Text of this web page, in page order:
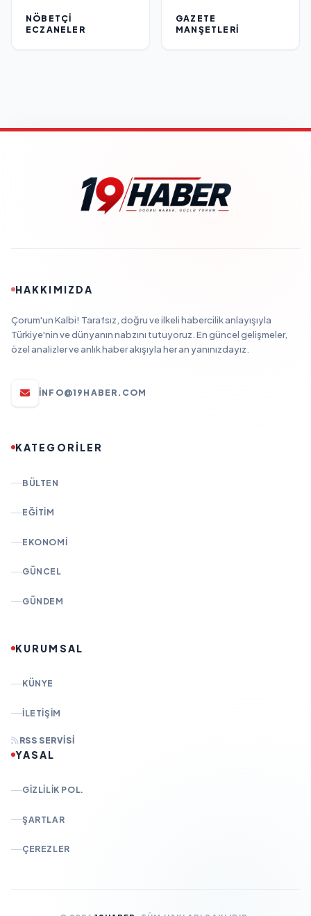
NÖBETÇI
ECZANELER
GAZETE
MANŞETLERI
HAKKIMIZDA
Çorum'un Kalbi! Tarafsız, doğru ve ilkeli habercilik anlayışıyla
Türkiye'nin ve dünyanın nabzını tutuyoruz. En güncel gelişmeler,
özel analizler ve anlık haber akışıyla her an yanınızdayız.
INFO@19HABER.COM
KATEGORİLER
BÜLTEN
EĞITIM
EKONOMI
GÜNCEL
GÜNDEM
KURUMSAL
KÜNYE
İLETIŞIM
RSS SERVISI
YASAL
GIZLILIK POL.
ŞARTLAR
ÇEREZLER